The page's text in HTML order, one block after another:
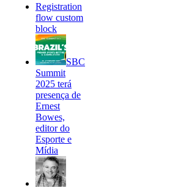
Registration
flow custom
block
SBC
Summit
2025 terá
presença de
Ernest
Bowes,
editor do
Esporte e
Mídia